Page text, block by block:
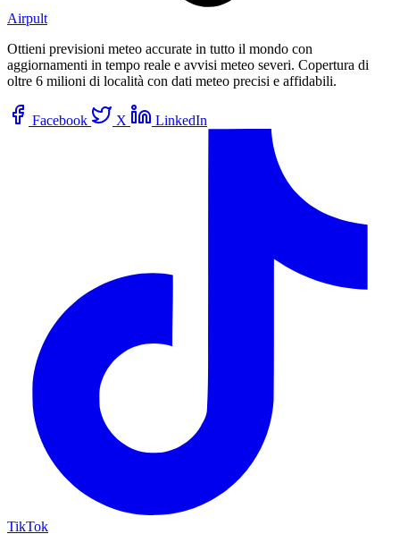
Airpult
Ottieni previsioni meteo accurate in tutto il mondo con
aggiornamenti in tempo reale e avvisi meteo severi. Copertura di
oltre 6 milioni di località con dati meteo precisi e affidabili.
Facebook X LinkedIn
TikTok